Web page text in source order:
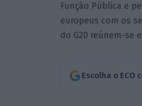
Função Pública e
europeus com os
do G20 reúnem-se
Escolha o ECO